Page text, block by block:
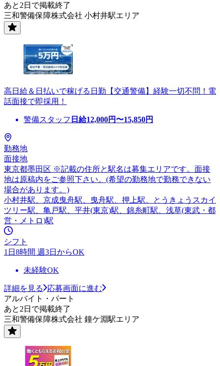
あと2日で掲載終了
三和警備保障株式会社 小村井駅エリア
高日給＆日払いで稼げる日勤【交通警備】経験一切不問！電
話面接で即採用！
警備スタッフ 日給12,000円〜15,850円
勤務地
面接地
東京都墨田区 ※記載の住所と駅名は募集エリアです。面接
地は原稿内をご参照下さい。(希望の勤務地で勤務できない
場合があります。)
小村井駅、京成曳舟駅、曳舟駅、押上駅、とうきょうスカイ
ツリー駅、亀戸駅、平井(東京)駅、錦糸町駅、浅草(東武・都
営・メトロ)駅
シフト
1日8時間 週3日からOK
未経験OK
詳細を見る
応募画面に進む
アルバイト・パート
あと2日で掲載終了
三和警備保障株式会社 鐘ケ淵駅エリア